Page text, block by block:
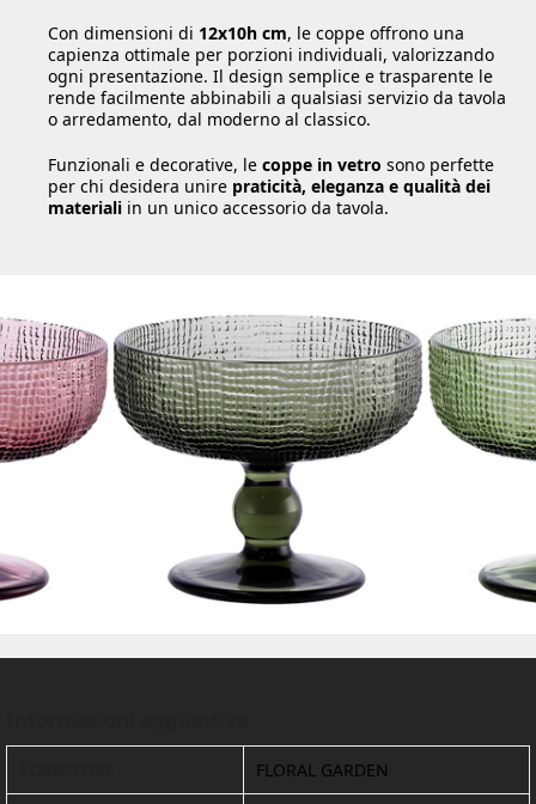
Con dimensioni di 12x10h cm, le coppe offrono una
capienza ottimale per porzioni individuali, valorizzando
ogni presentazione. Il design semplice e trasparente le
rende facilmente abbinabili a qualsiasi servizio da tavola
o arredamento, dal moderno al classico.
Funzionali e decorative, le coppe in vetro sono perfette
per chi desidera unire praticità, eleganza e qualità dei
materiali in un unico accessorio da tavola.
FLORAL GARDEN